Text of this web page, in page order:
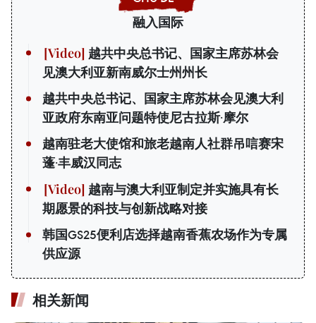
融入国际
越共中央总书记、国家主席苏林会
见澳大利亚新南威尔士州州长
越共中央总书记、国家主席苏林会见澳大利
亚政府东南亚问题特使尼古拉斯·摩尔
越南驻老大使馆和旅老越南人社群吊唁赛宋
蓬·丰威汉同志
越南与澳大利亚制定并实施具有长
期愿景的科技与创新战略对接
韩国GS25便利店选择越南香蕉农场作为专属
供应源
相关新闻